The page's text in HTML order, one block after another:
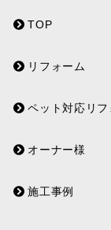
TOP
リフォーム
ペット対応リフ
オーナー様
施工事例